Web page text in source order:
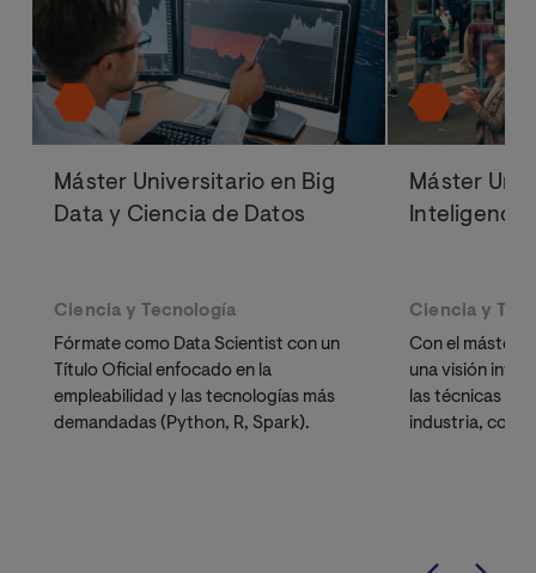
Máster Universitario en Big
Data y Ciencia de Datos
Ciencia y Tecnología
Fórmate como Data Scientist con un
Título Oficial enfocado en la
empleabilidad y las tecnologías más
demandadas (Python, R, Spark).
Máster
Ciencia y
Con el máster
una visión
las técnicas
industria, como